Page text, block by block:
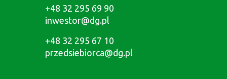
+48 32 295 69 90
inwestor@dg.pl
+48 32 295 67 10
przedsiebiorca@dg.pl